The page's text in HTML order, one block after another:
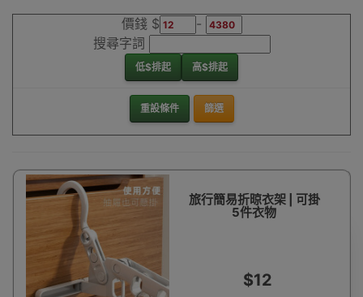
價錢 $
-
搜尋字詞
低$排起 高$排起
重設條件 篩選
旅行簡易折晾衣架 | 可掛
5件衣物
$12